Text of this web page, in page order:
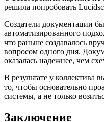
решила попробовать
Создатели документации
автоматизированного
что раньше создавалось
вопросом одного дня.
оказалась надежнее, чем
В результате у коллектива
то, чтобы основательно
системы, а не только
Заключение